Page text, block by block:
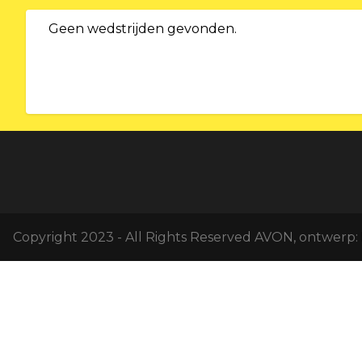
Geen wedstrijden gevonden.
Copyright 2023 - All Rights Reserved AVON, ontwerp: